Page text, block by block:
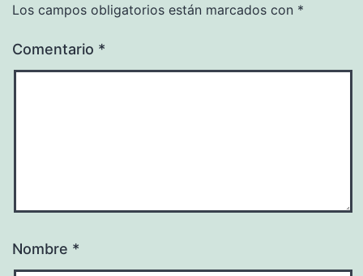
Los campos obligatorios están marcados con *
Comentario *
Nombre *